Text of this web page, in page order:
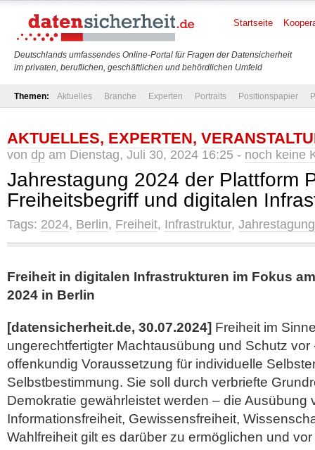
Deutschlands umfassendes Online-Portal für Fragen der Datensicherheit
im privaten, beruflichen, geschäftlichen und behördlichen Umfeld
Startseite
Themen: Aktuelles Branche Experten Portraits Positionspapier
AKTUELLES, EXPERTEN,
von dp am Dienstag, Juli 30, 2024 16:25 - noch keine
Jahrestagung 2024 der Plattform
Freiheitsbegriff und digitalen
Tags: 2024, Berlin, Freiheit, Infrastruktur, Jahrestagung
Freiheit in digitalen Infrastrukturen im Fokus
2024 in Berlin
[datensicherheit.de, 30.07.2024] Freiheit im
ungerechtfertigter Machtausübung und Schutz vor
offenkundig Voraussetzung für individuelle
Selbstbestimmung. Sie soll durch verbriefte
Demokratie gewährleistet werden – die Ausübung
Informationsfreiheit, Gewissensfreiheit,
Wahlfreiheit gilt es darüber zu ermöglichen und